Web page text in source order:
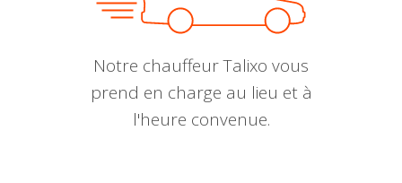
Notre chauffeur Talixo vous
prend en charge au lieu et à
l'heure convenue.